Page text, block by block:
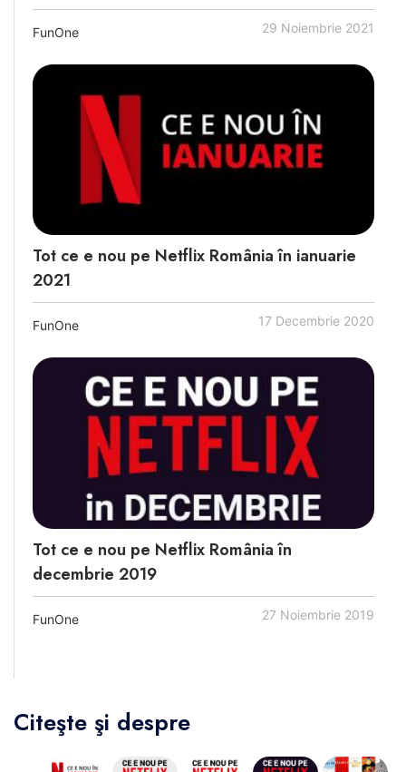
FunOne 29 Noiembrie 2021
Tot ce e nou pe Netflix România în ianuarie
2021
FunOne 17 Decembrie 2020
Tot ce e nou pe Netflix România în
decembrie 2019
FunOne 27 Noiembrie 2019
Citeşte şi despre